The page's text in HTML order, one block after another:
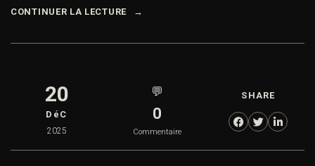
CONTINUER LA LECTURE
20
DéC
2025
💬
0
Commentaire
SHARE